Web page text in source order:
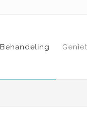
Behandeling